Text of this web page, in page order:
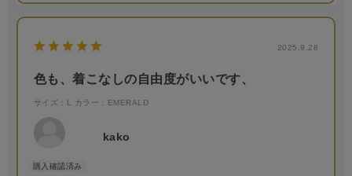
思ったよりシワになりやすい気がするので
良い買い物ができました
2025.9.28
色も、着こなしの自由度がいいです、
サイズ：L カラー：EMERALD
kako